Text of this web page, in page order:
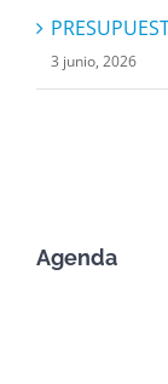
3 junio, 2026
Agenda